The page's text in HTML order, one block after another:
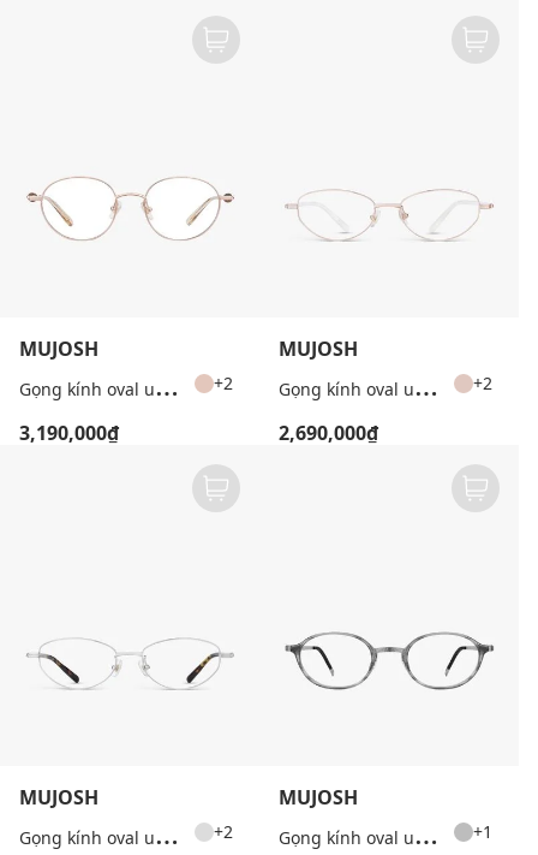
MUJOSH
G
ọng kính oval unisex cổ điển +2
3,190,000₫
MUJOSH
G
ọng kính oval unisex bản mảnh +2
2,690,000₫
MUJOSH
G
ọng kính oval unisex bản mảnh +2
MUJOSH
G
ọng kính oval unisex thời thượng +1